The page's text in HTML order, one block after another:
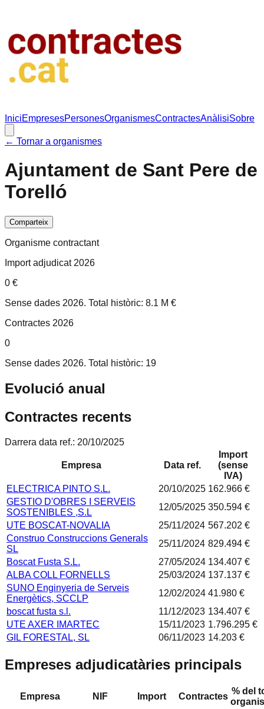
IniciEmpresesPersonesOrganismesContractesAnàlisiSobre
← Tornar a organismes
Ajuntament de Sant Pere de
Torelló
Comparteix
Organisme contractant
Import adjudicat 2026
0 €
Sense dades 2026. Total històric: 8.1 M €
Contractes 2026
0
Sense dades 2026. Total històric: 19
Evolució anual
Contractes recents
Darrera data ref.: 20/10/2025
Empresa Data ref.
Import
(sense
IVA)
ELECTRICA PINTO S.L.
20/10/2025 162.966 €
GESTIO D'OBRES I SERVEIS
SOSTENIBLES ,S.L
12/05/2025 350.594 €
UTE BOSCAT-NOVALIA
25/11/2024 567.202 €
Construo Construccions Generals
SL
25/11/2024 829.494 €
Boscat Fusta S.L.
27/05/2024 134.407 €
ALBA COLL FORNELLS
25/03/2024 137.137 €
SUNO Enginyeria de Serveis
Energètics, SCCLP
12/02/2024 41.980 €
boscat fusta s.l.
11/12/2023 134.407 €
UTE AXER IMARTEC
15/11/2023 1.796.295 €
GIL FORESTAL, SL
06/11/2023 14.203 €
Empreses adjudicatàries principals
Empresa NIF Import Contractes
% del